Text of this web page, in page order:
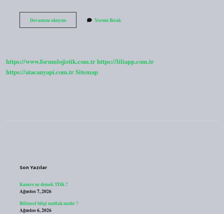
Devamını okuyunHyoid
Kemik
Yorum Bırak
https://www.forumlojistik.com.trhttps://liliapp.com.tr
https://atacanyapi.com.trSitemap
Son Yazılar
Kanere ne demek TDK ?
Ağustos 7, 2026
Bilimsel bilgi mutlak mıdır ?
Ağustos 6, 2026